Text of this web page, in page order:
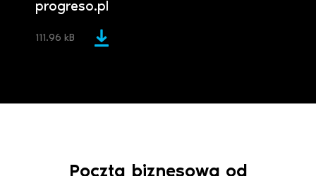
progreso.pl
111.96 kB
Poczta biznesowa od